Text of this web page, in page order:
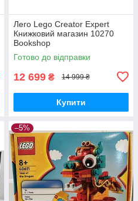
Лего Lego Creator Expert
Книжковий магазин 10270
Bookshop
Готово до відправки
12 699 ₴ 14 999 ₴
Купити
–5%